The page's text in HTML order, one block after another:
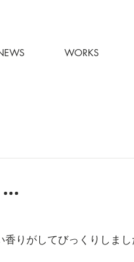
WORKS
りがしてびっくりしまし